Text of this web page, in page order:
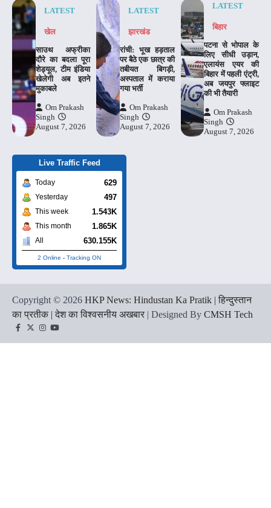
LATEST
खेल
साउथ अफ्रीका
दौरे का बदला पूरा
शेड्यूल, टीम इंडिया
खेलेगी अब इतने
मुकाबले
Om Prakash
Singh
August 7, 2026
LATEST
झारखंड
रांची: भूख हड़ताल
पर बैठे एक छात्र की
तबीयत बिगड़ी,
अस्पताल में कराया
गया भर्ती
Om Prakash
Singh
August 7, 2026
LATEST
बिहार
पटना से भोपाल के
लिए सीधी उड़ान,
एलायंस एयर की
बिहार में पहली एंट्री,
अब जयपुर फ्लाइट
की भी तैयारी
Om Prakash
Singh
August 7, 2026
Live Traffic Feed
Today 629
Yesterday 497
This week 1.543K
This month 1.865K
All 630.155K
2 Online - Tracking ON
Copyright © 2026 HKP News: Hindustan Ka Pratik | हिन्दुस्तान
का प्रतीक | देश का विश्वसनीय अखबार | Designed By CMSH Tech
Facebook
TwitterInstagram
YouTube